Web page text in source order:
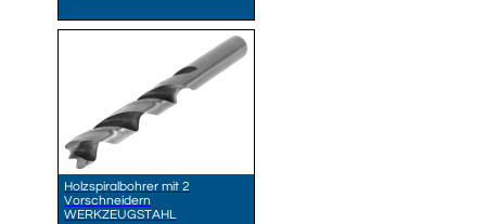
Holzspiralbohrer mit 2
Vorschneidern
WERKZEUGSTAHL